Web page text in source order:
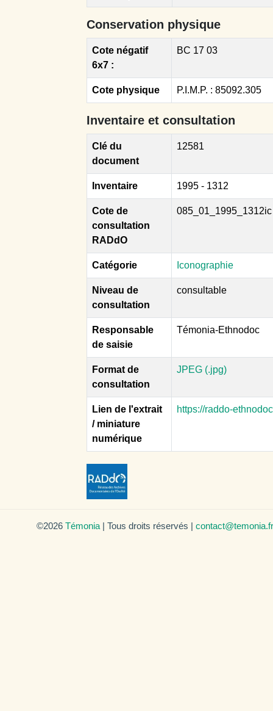
Conservation physique
Cote négatif
6x7 :
BC 17 03
Cote physique P.I.M.P. : 85092.305
Inventaire et consultation
Clé du
document
12581
Inventaire 1995 - 1312
Cote de
consultation
RADdO
085_01_1995_1312ic
Catégorie Iconographie
Niveau de
consultation
consultable
Responsable
de saisie
Témonia-Ethnodoc
Format de
consultation
JPEG (.jpg)
Lien de l'extrait
/ miniature
numérique
https://raddo-
©2026 Témonia | Tous droits réservés | contact@temonia.fr